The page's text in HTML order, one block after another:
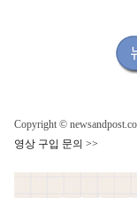
Copyright ©
영상 구입 문의 >>